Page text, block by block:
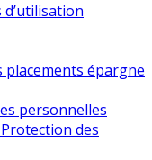
placements épargne
personnelles
des